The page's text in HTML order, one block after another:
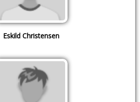
Eskild Christensen